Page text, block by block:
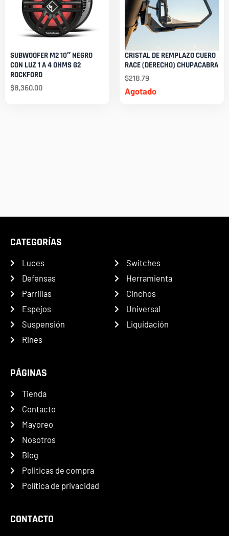
SUBWOOFER M2 10″ NEGRO
CON LUZ 1 A 4 OHMS G2
ROCKFORD
$8,360.00 Agotado
CRISTAL DE REMPLAZO CUERO
RACE (DERECHO) CHUPACABRA
$218.79
CATEGORÍAS
Luces
Defensas
Parrillas
Espejos
Suspensión
Rines
Switches
Herramienta
Cinchos
Universal
Liquidación
PÁGINAS
Tienda
Contacto
Mayoreo
Nosotros
Blog
Politicas de compra
Política de privacidad
CONTACTO